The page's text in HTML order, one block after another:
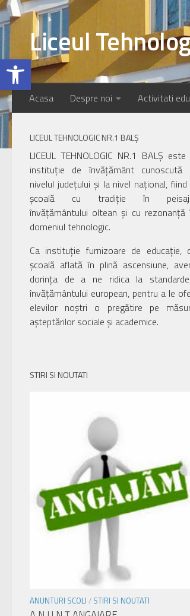
Deschide bara de unelte
Skip to content
Liceul
Acasa Despre noi Activitati
LICEUL TEHNOLOGIC NR.1 BALȘ
LICEUL TEHNOLOGIC NR.1 BALȘ
instituție de învățământ cunoscută
nivelul județului și la nivel național,
școală cu tradiție în
învățământului oltean și cu rezonanță
domeniul tehnologic.
Ca instituție furnizoare de educație,
școală aflată în plină ascensiune,
dorința de a ne ridica la
învățământului european, pentru a le
elevilor noștri o pregătire pe
așteptărilor sociale și academice.
STIRI SI NOUTATI
ANUNTURI SCOLI / STIRI SI NOUTATI